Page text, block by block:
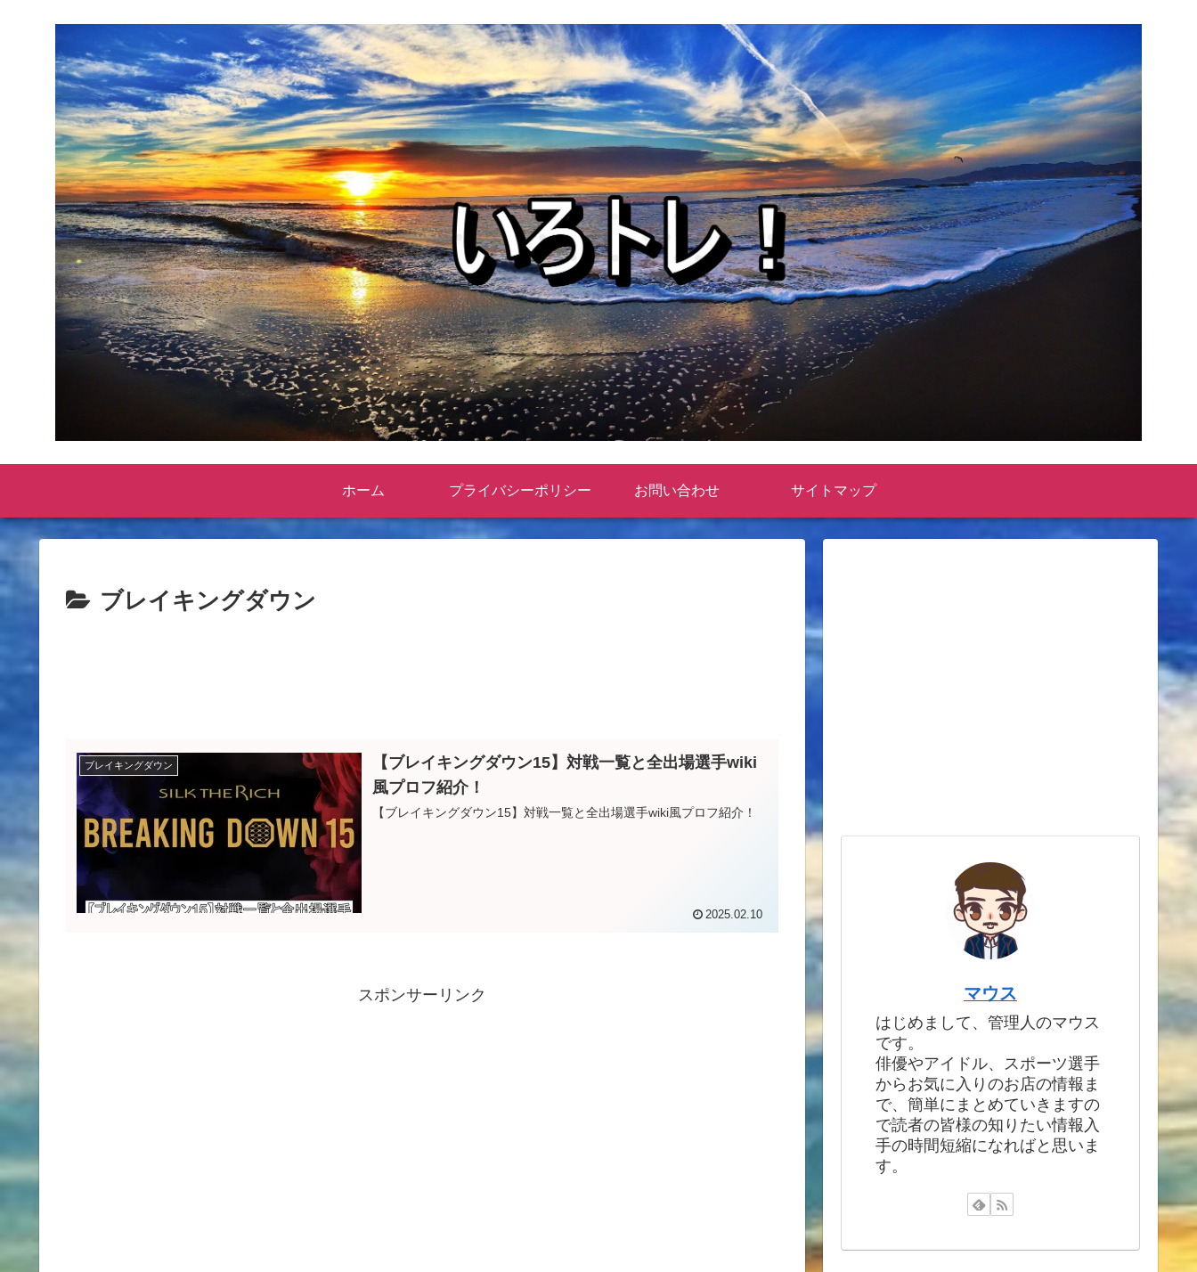
ホーム プライバシーポリシー お問い合わせ サイトマップ
ブレイキングダウン
ブレイキングダウン
【ブレイキングダウン15】対戦一覧と全出場選手wiki
風プロフ紹介！
【ブレイキングダウン15】対戦一覧と全出場選手wiki風プロフ紹介！
2025.02.10
スポンサーリンク マウス
はじめまして、管理人のマウス
です。
俳優やアイドル、スポーツ選手
からお気に入りのお店の情報ま
で、簡単にまとめていきますの
で読者の皆様の知りたい情報入
手の時間短縮になればと思いま
す。